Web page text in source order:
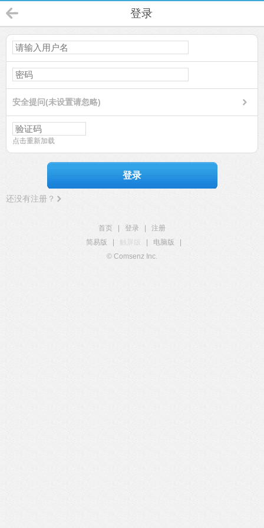
登录
安全提问(未设置请忽略)
点击重新加载
登录
还没有注册？
首页 登录
注册
简易版
触屏版 电脑版
© Comsenz Inc.